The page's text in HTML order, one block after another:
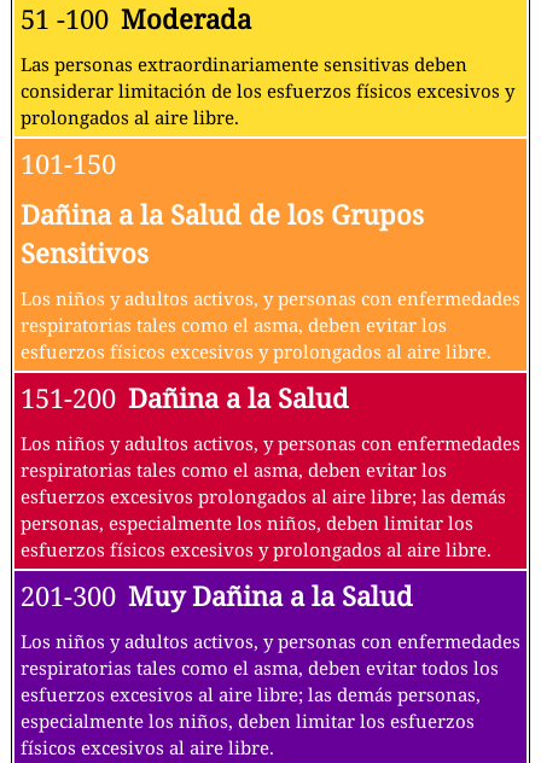
51 -100 Moderada
Las personas extraordinariamente sensitivas deben
considerar limitación de los esfuerzos físicos excesivos y
prolongados al aire libre.
101-150
Dañina a la Salud de los Grupos
Sensitivos
Los niños y adultos activos, y personas con enfermedades
respiratorias tales como el asma, deben evitar los
esfuerzos físicos excesivos y prolongados al aire libre.
151-200 Dañina a la Salud
Los niños y adultos activos, y personas con enfermedades
respiratorias tales como el asma, deben evitar los
esfuerzos excesivos prolongados al aire libre; las demás
personas, especialmente los niños, deben limitar los
esfuerzos físicos excesivos y prolongados al aire libre.
201-300 Muy Dañina a la Salud
Los niños y adultos activos, y personas con enfermedades
respiratorias tales como el asma, deben evitar todos los
esfuerzos excesivos al aire libre; las demás personas,
especialmente los niños, deben limitar los esfuerzos
físicos excesivos al aire libre.